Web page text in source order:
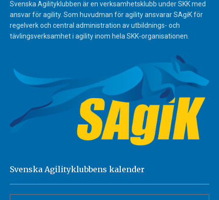
Svenska Agilityklubben är en verksamhetsklubb under SKK med
ansvar för agility. Som huvudman för agility ansvarar SAgiK för
regelverk och central administration av utbildnings- och
tävlingsverksamhet i agility inom hela SKK-organisationen.
Svenska Agilityklubbens kalender